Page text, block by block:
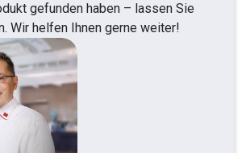
gefunden haben – lassen Sie
Wir helfen Ihnen gerne weiter!